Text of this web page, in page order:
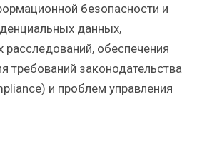
безопасности и
данных,
расследований, обеспечения
требований законодательства
и проблем управления